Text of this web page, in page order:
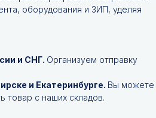
оборудования и ЗИП, уделяя
и СНГ. Организуем отправку
и Екатеринбурге. Вы можете
товар с наших складов.